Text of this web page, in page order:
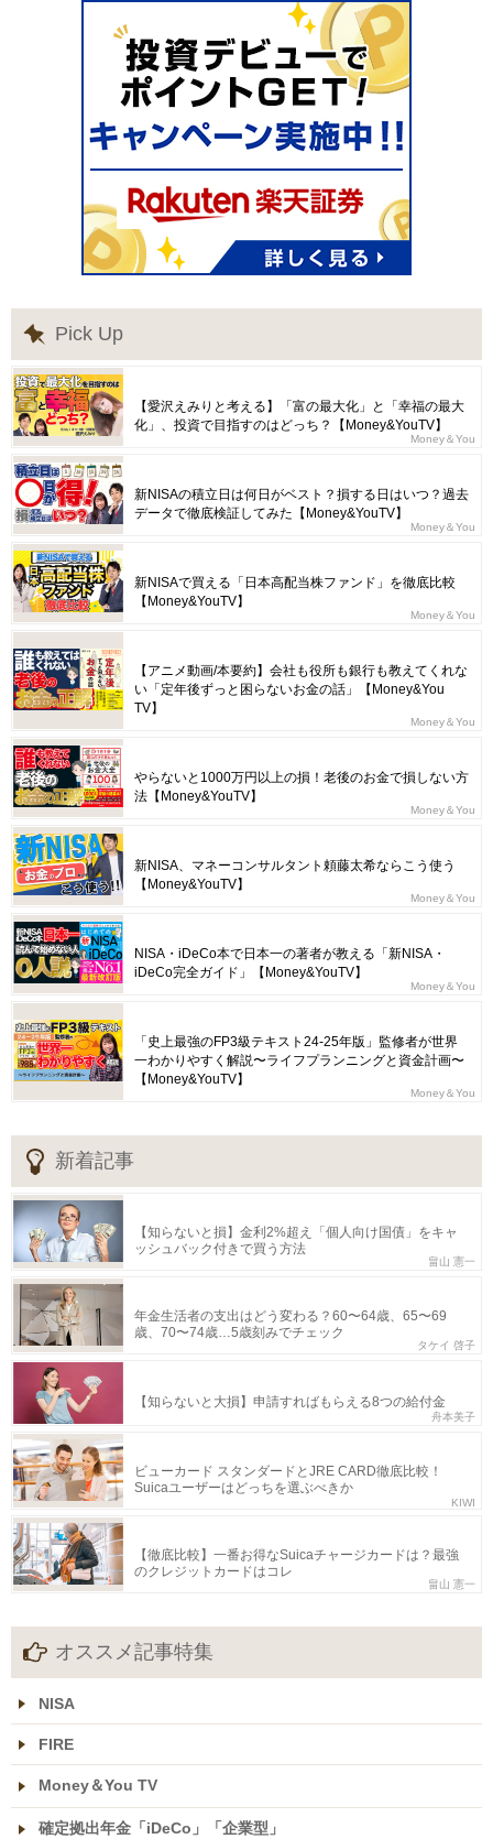
Pick Up
【愛沢えみりと考える】「富の最大化」と「幸福の最大
化」、投資で目指すのはどっち？【Money&YouTV】
Money＆You
新NISAの積立日は何日がベスト？損する日はいつ？過去
データで徹底検証してみた【Money&YouTV】
Money＆You
新NISAで買える「日本高配当株ファンド」を徹底比較
【Money&YouTV】
Money＆You
【アニメ動画/本要約】会社も役所も銀行も教えてくれな
い「定年後ずっと困らないお金の話」【Money&You
TV】
Money＆You
やらないと1000万円以上の損！老後のお金で損しない方
法【Money&YouTV】
Money＆You
新NISA、マネーコンサルタント頼藤太希ならこう使う
【Money&YouTV】
Money＆You
NISA・iDeCo本で日本一の著者が教える「新NISA・
iDeCo完全ガイド」【Money&YouTV】
Money＆You
「史上最強のFP3級テキスト24-25年版」監修者が世界
一わかりやすく解説〜ライフプランニングと資金計画〜
【Money&YouTV】
Money＆You
新着記事
【知らないと損】金利2%超え「個人向け国債」をキャ
ッシュバック付きで買う方法
畠山 憲一
年金生活者の支出はどう変わる？60〜64歳、65〜69
歳、70〜74歳…5歳刻みでチェック
タケイ 啓子
【知らないと大損】申請すればもらえる8つの給付金
舟本美子
ビューカード スタンダードとJRE CARD徹底比較！
Suicaユーザーはどっちを選ぶべきか
KIWI
【徹底比較】一番お得なSuicaチャージカードは？最強
のクレジットカードはコレ
畠山 憲一
オススメ記事特集
NISA
FIRE
Money＆You TV
確定拠出年金「iDeCo」「企業型」